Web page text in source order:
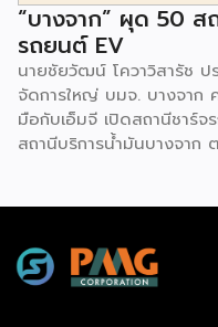
“บางจาก” ผุด 50 ส
รถยนต์ EV
นายชัยวัฒน์ โควาวิสารัช ปร
จัดการใหญ่ บมจ. บางจาก
มือกับเอ็มจี เปิดสถานีชาร์
สถานีบริการน้ำมันบางจาก
สถานีบริการน้ำมันบางจากมี
และต่างจังหวัด ครอบคลุมทั่